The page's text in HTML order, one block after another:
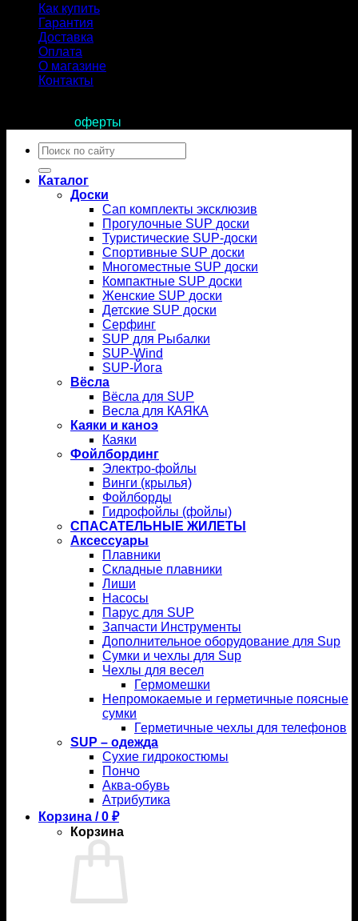
Как купить
Гарантия
Доставка
Оплата
О магазине
Контакты
оферты
Искать:
Каталог
Доски
Сап комплекты эксклюзив
Прогулочные SUP доски
Туристические SUP-доски
Спортивные SUP доски
Многоместные SUP доски
Компактные SUP доски
Женские SUP доски
Детские SUP доски
Серфинг
SUP для Рыбалки
SUP-Wind
SUP-Йога
Вёсла
Вёсла для SUP
Весла для КАЯКА
Каяки и каноэ
Каяки
Фойлбординг
Электро-фойлы
Винги (крылья)
Фойлборды
Гидрофойлы (фойлы)
СПАСАТЕЛЬНЫЕ ЖИЛЕТЫ
Аксессуары
Плавники
Складные плавники
Лиши
Насосы
Парус для SUP
Запчасти Инструменты
Дополнительное оборудование для Sup
Сумки и чехлы для Sup
Чехлы для весел
Гермомешки
Непромокаемые и герметичные поясные
сумки
Герметичные чехлы для телефонов
SUP – одежда
Сухие гидрокостюмы
Пончо
Аква-обувь
Атрибутика
Корзина /0 ₽
Корзина